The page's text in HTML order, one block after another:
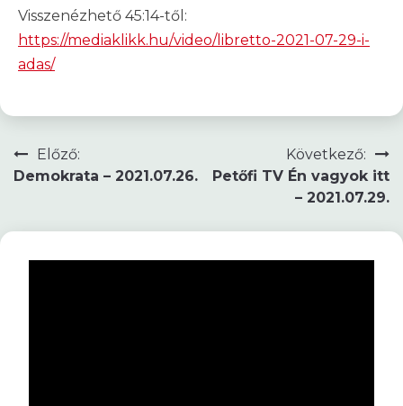
Visszenézhető 45:14-től:
https://mediaklikk.hu/video/libretto-2021-07-29-i-
adas/
Bejegyzés
Előző:
Demokrata – 2021.07.26.
Következő:
Petőfi TV Én vagyok itt
– 2021.07.29.